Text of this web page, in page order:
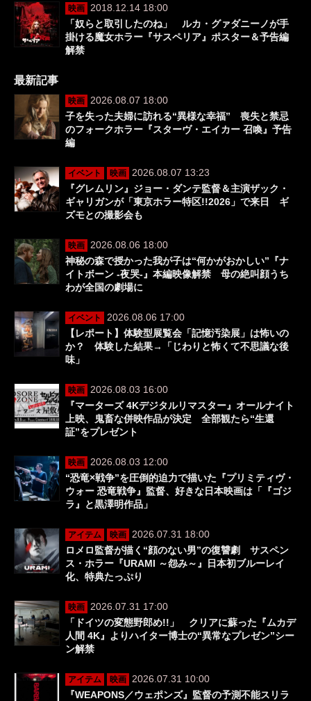
映画
2018.12.14 18:00
「奴らと取引したのね」 ルカ・グァダニーノが手
掛ける魔女ホラー『サスペリア』ポスター＆予告編
解禁
最新記事
映画
2026.08.07 18:00
子を失った夫婦に訪れる“異様な幸福” 喪失と禁忌
のフォークホラー『スターヴ・エイカー 召喚』予告
編
イベント 映画
2026.08.07 13:23
『グレムリン』ジョー・ダンテ監督＆主演ザック・
ギャリガンが「東京ホラー特区!!2026」で来日 ギ
ズモとの撮影会も
映画
2026.08.06 18:00
神秘の森で授かった我が子は“何かがおかしい”『ナ
イトボーン -夜哭-』本編映像解禁 母の絶叫顔うち
わが全国の劇場に
イベント
2026.08.06 17:00
【レポート】体験型展覧会「記憶汚染展」は怖いの
か？ 体験した結果→「じわりと怖くて不思議な後
味」
映画
2026.08.03 16:00
『マーターズ 4Kデジタルリマスター』オールナイト
上映、鬼畜な併映作品が決定 全部観たら“生還
証”をプレゼント
映画
2026.08.03 12:00
“恐竜×戦争”を圧倒的迫力で描いた『プリミティヴ・
ウォー 恐竜戦争』監督、好きな日本映画は「『ゴジ
ラ』と黒澤明作品」
アイテム 映画
2026.07.31 18:00
ロメロ監督が描く“顔のない男”の復讐劇 サスペン
ス・ホラー『URAMI ～怨み～』日本初ブルーレイ
化、特典たっぷり
映画
2026.07.31 17:00
「ドイツの変態野郎め!!」 クリアに蘇った『ムカデ
人間 4K』よりハイター博士の“異常なプレゼン”シー
ン解禁
アイテム 映画
2026.07.31 10:00
『WEAPONS／ウェポンズ』監督の予測不能スリラ